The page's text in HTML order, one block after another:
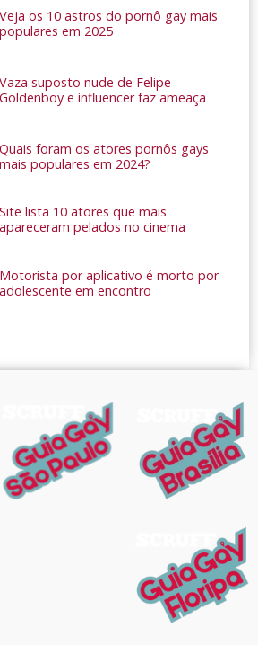
Veja os 10 astros do pornô gay mais
populares em 2025
Vaza suposto nude de Felipe
Goldenboy e influencer faz ameaça
Quais foram os atores pornôs gays
mais populares em 2024?
Site lista 10 atores que mais
apareceram pelados no cinema
Motorista por aplicativo é morto por
adolescente em encontro